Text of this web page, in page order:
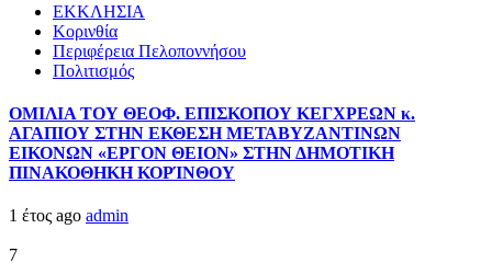
ΕΚΚΛΗΣΙΑ
Κορινθία
Περιφέρεια Πελοποννήσου
Πολιτισμός
ΟΜΙΛΙΑ ΤΟΥ ΘΕΟΦ. ΕΠΙΣΚΟΠΟΥ ΚΕΓΧΡΕΩΝ κ.
ΑΓΑΠΙΟΥ ΣΤΗΝ ΕΚΘΕΣΗ ΜΕΤΑΒΥΖΑΝΤΙΝΩΝ
ΕΙΚΟΝΩΝ «ΕΡΓΟΝ ΘΕΙΟΝ» ΣΤΗΝ ΔΗΜΟΤΙΚΗ
ΠΙΝΑΚΟΘΗΚΗ ΚΟΡΊΝΘΟΥ
1 έτος ago admin
7